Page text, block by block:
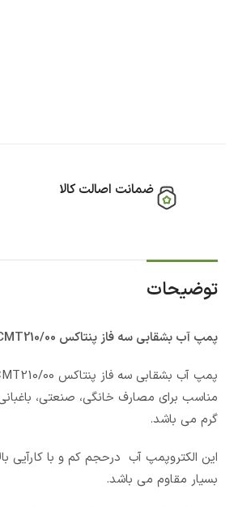
ضمانت اصالت کالا
توضیحات
پمپ آب بشقابی سه فاز پنتاکس CMT210/00
گرم می باشد.
این الکتروپمپ آب درحجم کم و با کارآیی
بسیار مقاوم می باشد.